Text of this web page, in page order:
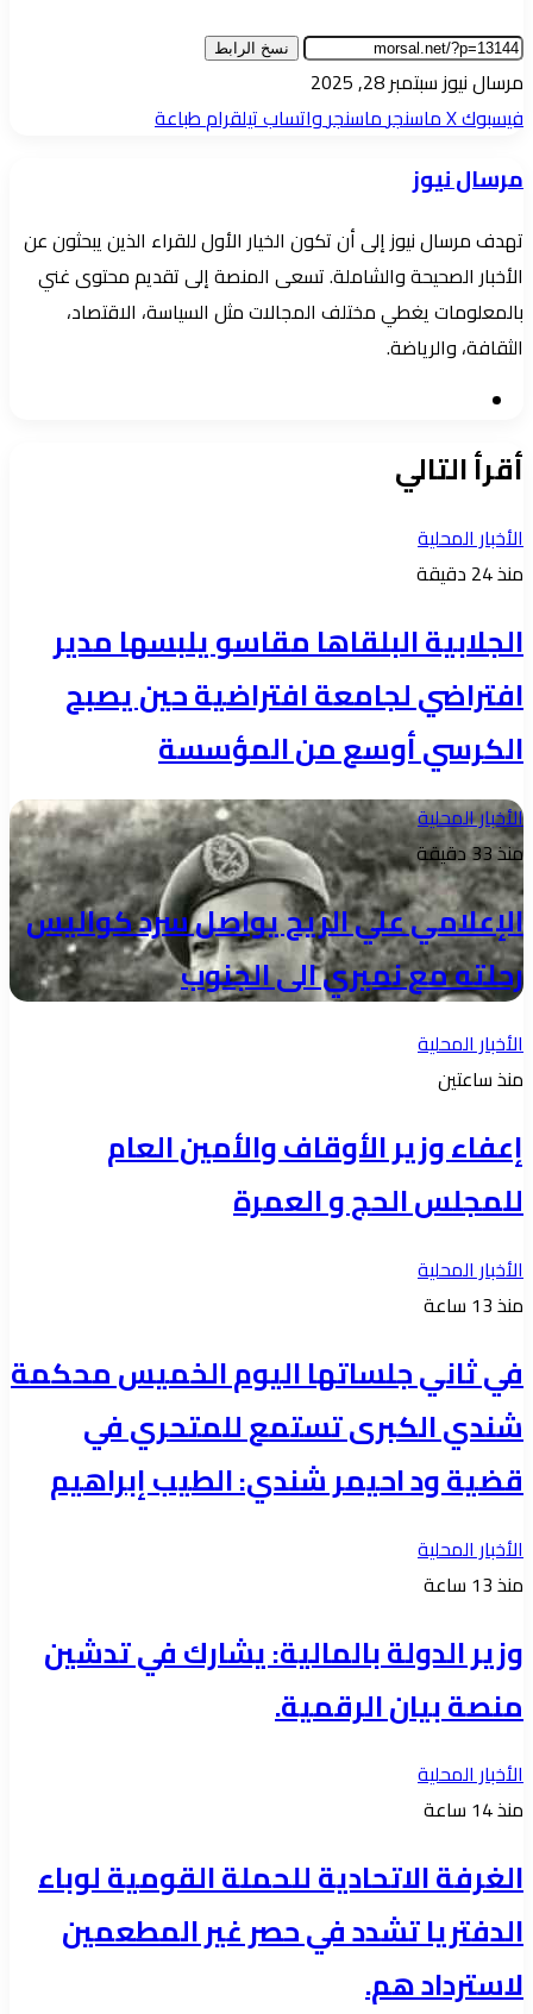
نسخ الرابط
مرسال نيوزأرسل
بريدا
سبتمبر 28, 2025
فيسبوك‫Xماسنجرماسنجرواتسابتيلقرامطباعة
مرسال نيوز
تهدف مرسال نيوز إلى أن تكون الخيار الأول للقراء الذين يبحثون عن
الأخبار الصحيحة والشاملة. تسعى المنصة إلى تقديم محتوى غني
بالمعلومات يغطي مختلف المجالات مثل السياسة، الاقتصاد،
الثقافة، والرياضة.
أقرأ التالي
الأخبار المحلية
منذ 24 دقيقة
الجلابية البلقاها مقاسو يلبسها ​مدير
افتراضي لجامعة افتراضية حين يصبح
الكرسي أوسع من المؤسسة
الأخبار المحلية
منذ 33 دقيقة
الإعلامي علي الريح يواصل سرد كواليس
رحلته مع نميري الى الجنوب
الأخبار المحلية
منذ ساعتين
إعفاء وزير الأوقاف والأمين العام
للمجلس الحج و العمرة
الأخبار المحلية
منذ 13 ساعة
في ثاني جلساتها اليوم الخميس محكمة
شندي الكبرى تستمع للمتحري في
قضية ود احيمر شندي: الطيب إبراهيم
الأخبار المحلية
منذ 13 ساعة
وزير الدولة بالمالية: يشارك في تدشين
منصة بيان الرقمية.
الأخبار المحلية
منذ 14 ساعة
الغرفة الاتحادية للحملة القومية لوباء
الدفتريا تشدد في حصر غير المطعمين
لاسترداد هم.